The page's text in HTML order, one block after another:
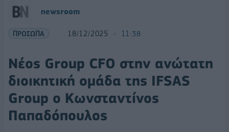
newsroom
ΠΡΟΣΩΠΑ 18/12/2025 11:38
Νέος Group CFO στην ανώτατη
διοικητική ομάδα της IFSAS
Group ο Κωνσταντίνος
Παπαδόπουλος